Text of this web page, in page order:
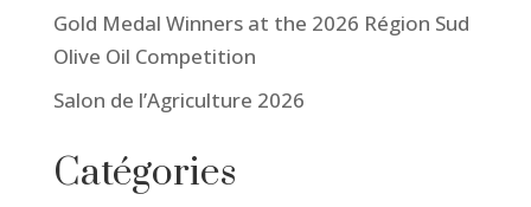
Gold Medal Winners at the 2026 Région Sud
Olive Oil Competition
Salon de l’Agriculture 2026
Catégories